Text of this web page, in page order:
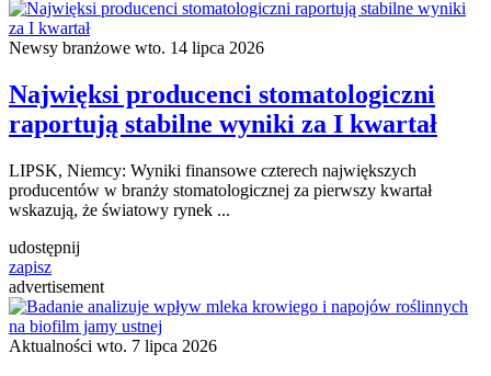
Newsy branżowe wto. 14 lipca 2026
Najwięksi producenci stomatologiczni
raportują stabilne wyniki za I kwartał
LIPSK, Niemcy: Wyniki finansowe czterech największych
producentów w branży stomatologicznej za pierwszy kwartał
wskazują, że światowy rynek ...
udostępnij
zapisz
advertisement
Aktualności wto. 7 lipca 2026